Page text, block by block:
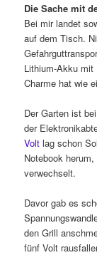
Die Sache mit
Bei mir landet
auf dem Tisch.
Lithium-Akku mit
Charme hat wie
Der Garten ist
der
Volt lag schon
Notebook
verwechselt.
Davor gab es
den Grill
fünf Volt